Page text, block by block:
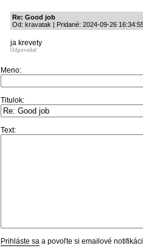
Re: Good job
Od: kravatak | Pridané: 2024-09-26
ja krevety
Odpovedať
Meno:
Titulok:
Text:
Prihláste sa a povoľte si emailové